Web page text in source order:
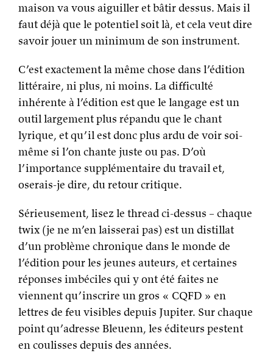
maison va vous aiguiller et bâtir dessus. Mais il
faut déjà que le potentiel soit là, et cela veut dire
savoir jouer un minimum de son instrument.
C’est exactement la même chose dans l’édition
littéraire, ni plus, ni moins. La difficulté
inhérente à l’édition est que le langage est un
outil largement plus répandu que le chant
lyrique, et qu’il est donc plus ardu de voir soi-
même si l’on chante juste ou pas. D’où
l’importance supplémentaire du travail et,
oserais-je dire, du retour critique.
Sérieusement, lisez le thread ci-dessus – chaque
twix (je ne m’en laisserai pas) est un distillat
d’un problème chronique dans le monde de
l’édition pour les jeunes auteurs, et certaines
réponses imbéciles qui y ont été faites ne
viennent qu’inscrire un gros « CQFD » en
lettres de feu visibles depuis Jupiter. Sur chaque
point qu’adresse Bleuenn, les éditeurs pestent
en coulisses depuis des années.